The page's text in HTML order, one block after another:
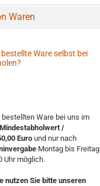
Waren
Ware selbst bei
bestellten Ware bei uns im
Mindestabholwert /
Euround nur nach
Montag bis Freitag
Uhr möglich.
nutzen Sie bitte unseren